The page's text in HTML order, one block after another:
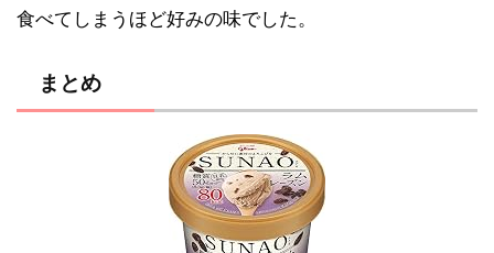
食べてしまうほど好みの味でした。
まとめ